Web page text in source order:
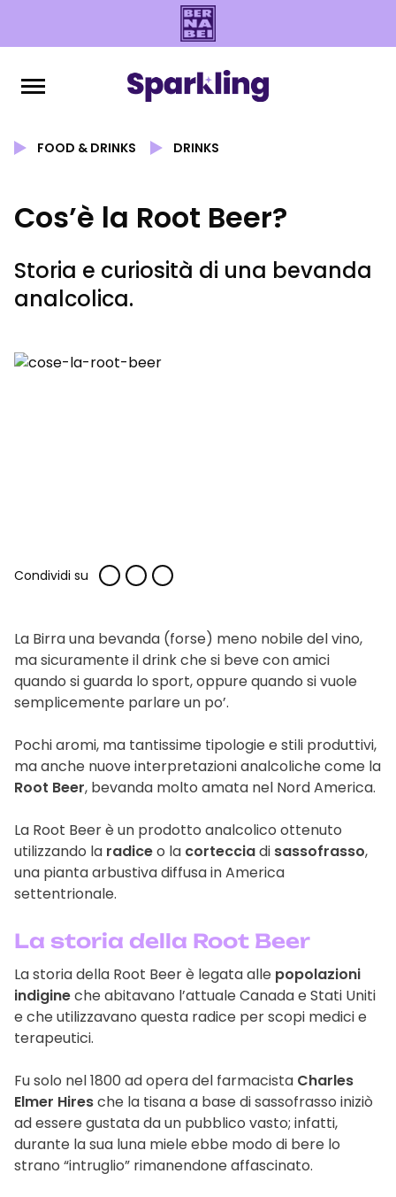
FOOD & DRINKS DRINKS
Cos’è la Root Beer?
Storia e curiosità di una bevanda
analcolica.
Condividi su
La Birra una bevanda (forse) meno nobile del vino,
ma sicuramente il drink che si beve con amici
quando si guarda lo sport, oppure quando si vuole
semplicemente parlare un po’.
Pochi aromi, ma tantissime tipologie e stili produttivi,
ma anche nuove interpretazioni analcoliche come la
Root Beer, bevanda molto amata nel Nord America.
La Root Beer è un prodotto analcolico ottenuto
utilizzando la radiceo la cortecciadi sassofrasso,
una pianta arbustiva diffusa in America
settentrionale.
La storia della Root Beer
La storia della Root Beer è legata alle popolazioni
indigineche abitavano l’attuale Canada e Stati Uniti
e che utilizzavano questa radice per scopi medici e
terapeutici.
Fu solo nel 1800 ad opera del farmacista Charles
Elmer Hiresche la tisana a base di sassofrasso iniziò
ad essere gustata da un pubblico vasto; infatti,
durante la sua luna miele ebbe modo di bere lo
strano “intruglio” rimanendone affascinato.